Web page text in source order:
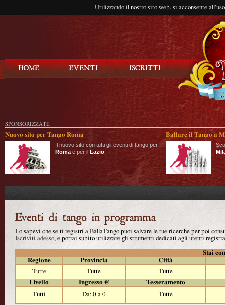
Utilizzando il nostro sito web, si acconsente
SPONSORIZZATE
Nuovo sito per Tango Roma
Il nuovo sito con tutti gli eventi di tango per
Roma e per il Lazio
Ballare il Tango a
Lo sapevi che se ti registri a BallaTango puoi salvare le tue ricerche per poi
Iscriviti adesso, e potrai subito utilizzare gli strumenti dedicati agli utenti
Stai
Regione
Provincia
Città
Tutte
Tutte
Tutte
Livello
Ingresso €
Tesseramento
Tutti
Da: 0 a 0 Tutte